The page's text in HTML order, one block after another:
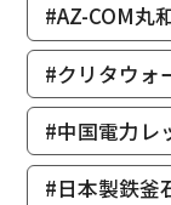
#AZ-COM丸
#クリタウォ
#中国電力レ
#日本製鉄釜